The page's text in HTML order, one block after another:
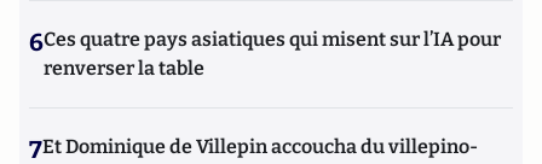
6Ces quatre pays asiatiques qui misent sur l’IA pour
renverser la table
7Et Dominique de Villepin accoucha du villepino-